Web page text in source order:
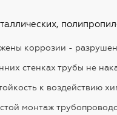
коррозии -
стенках трубы не
к воздействию
монтаж